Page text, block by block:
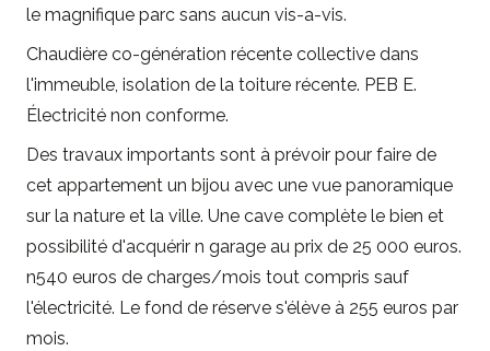
le magnifique parc sans aucun vis-a-vis.
Chaudière co-génération récente collective dans
l'immeuble, isolation de la toiture récente. PEB E.
Électricité non conforme.
Des travaux importants sont à prévoir pour faire de
cet appartement un bijou avec une vue panoramique
sur la nature et la ville. Une cave complète le bien et
possibilité d'acquérir n garage au prix de 25 000 euros.
n540 euros de charges/mois tout compris sauf
l'électricité. Le fond de réserve s'élève à 255 euros par
mois.